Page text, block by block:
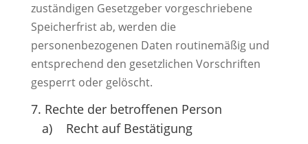
zuständigen Gesetzgeber vorgeschriebene
Speicherfrist ab, werden die
personenbezogenen Daten routinemäßig und
entsprechend den gesetzlichen Vorschriften
gesperrt oder gelöscht.
7. Rechte der betroffenen Person
a) Recht auf Bestätigung